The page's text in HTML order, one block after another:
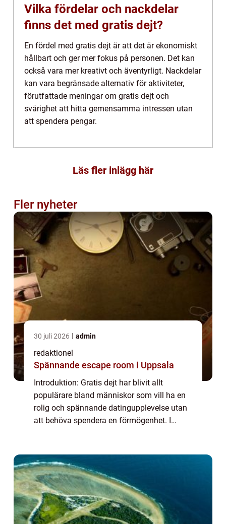
Vilka fördelar och nackdelar
finns det med gratis dejt?
En fördel med gratis dejt är att det är ekonomiskt
hållbart och ger mer fokus på personen. Det kan
också vara mer kreativt och äventyrligt. Nackdelar
kan vara begränsade alternativ för aktiviteter,
förutfattade meningar om gratis dejt och
svårighet att hitta gemensamma intressen utan
att spendera pengar.
Läs fler inlägg här
Fler nyheter
30 juli 2026 admin
redaktionel
Spännande escape room i Uppsala
Introduktion: Gratis dejt har blivit allt
populärare bland människor som vill ha en
rolig och spännande datingupplevelse utan
att behöva spendera en förmögenhet. I